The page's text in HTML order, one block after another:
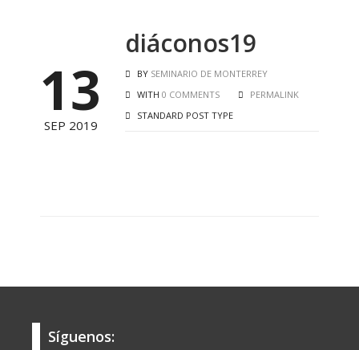
13
SEP 2019
diáconos19
BY SEMINARIO DE MONTERREY
WITH 0 COMMENTS
PERMALINK
STANDARD POST TYPE
Síguenos: